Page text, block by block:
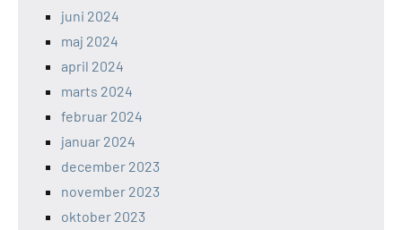
juni 2024
maj 2024
april 2024
marts 2024
februar 2024
januar 2024
december 2023
november 2023
oktober 2023